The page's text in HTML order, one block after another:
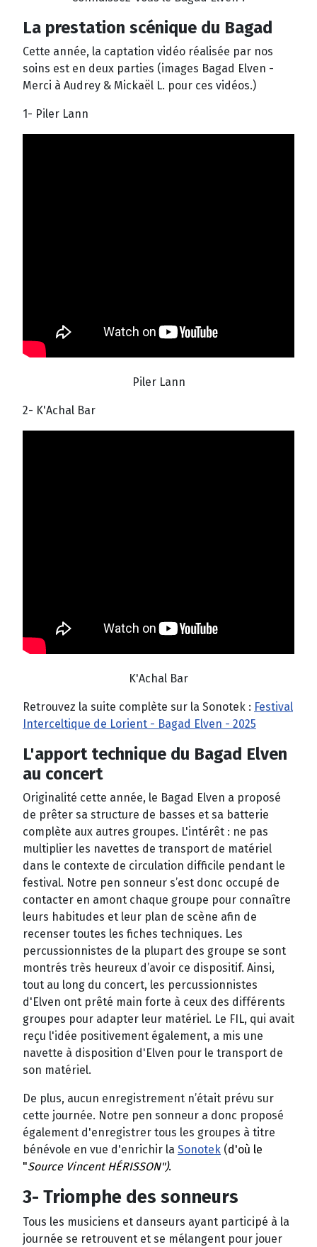
La prestation scénique du Bagad
Cette année, la captation vidéo réalisée par nos
soins est en deux parties (images Bagad Elven -
Merci à Audrey & Mickaël L. pour ces vidéos.)
1- Piler Lann
Piler Lann
2- K'Achal Bar
K'Achal Bar
Retrouvez la suite complète sur la Sonotek : Festival
Interceltique de Lorient - Bagad Elven - 2025
L'apport technique du Bagad Elven
au concert
Originalité cette année, le Bagad Elven a proposé
de prêter sa structure de basses et sa batterie
complète aux autres groupes. L'intérêt : ne pas
multiplier les navettes de transport de matériel
dans le contexte de circulation difficile pendant le
festival. Notre pen sonneur s’est donc occupé de
contacter en amont chaque groupe pour connaître
leurs habitudes et leur plan de scène afin de
recenser toutes les fiches techniques. Les
percussionnistes de la plupart des groupe se sont
montrés très heureux d’avoir ce dispositif. Ainsi,
tout au long du concert, les percussionnistes
d'Elven ont prêté main forte à ceux des différents
groupes pour adapter leur matériel. Le FIL, qui avait
reçu l'idée positivement également, a mis une
navette à disposition d'Elven pour le transport de
son matériel.
De plus, aucun enregistrement n’était prévu sur
cette journée. Notre pen sonneur a donc proposé
également d'enregistrer tous les groupes à titre
bénévole en vue d'enrichir la Sonotek (d'où le
"Source Vincent HÉRISSON").
3- Triomphe des sonneurs
Tous les musiciens et danseurs ayant participé à la
journée se retrouvent et se mélangent pour jouer